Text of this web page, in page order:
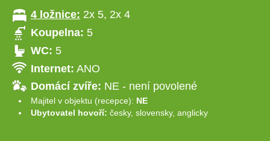
4 ložnice: 2x 5, 2x 4
Koupelna: 5
WC: 5
Internet: ANO
Domácí zvíře: NE - není povolené
Majitel v objektu (recepce): NE
Ubytovatel hovoří: česky, slovensky, anglicky